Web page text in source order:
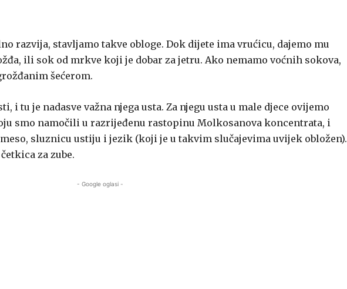
razvija, stavljamo takve obloge. Dok dijete ima vrućicu, dajemo mu
ili sok od mrkve koji je dobar za jetru. Ako nemamo voćnih sokova,
šećerom.
i tu je nadasve važna njega usta. Za njegu usta u male djece ovijemo
smo namočili u razrijeđenu rastopinu Molkosanova koncentrata, i
sluznicu ustiju i jezik (koji je u takvim slučajevima uvijek obložen).
za zube.
- Google oglasi -